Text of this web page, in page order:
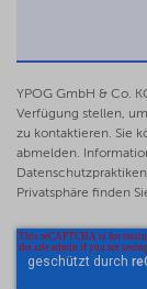
YPOG GmbH & Co.
Verfügung stellen,
zu kontaktieren. Sie
abmelden.
Privatsphäre finden